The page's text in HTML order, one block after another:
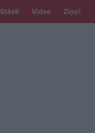
Stāsti Video Ziņo!